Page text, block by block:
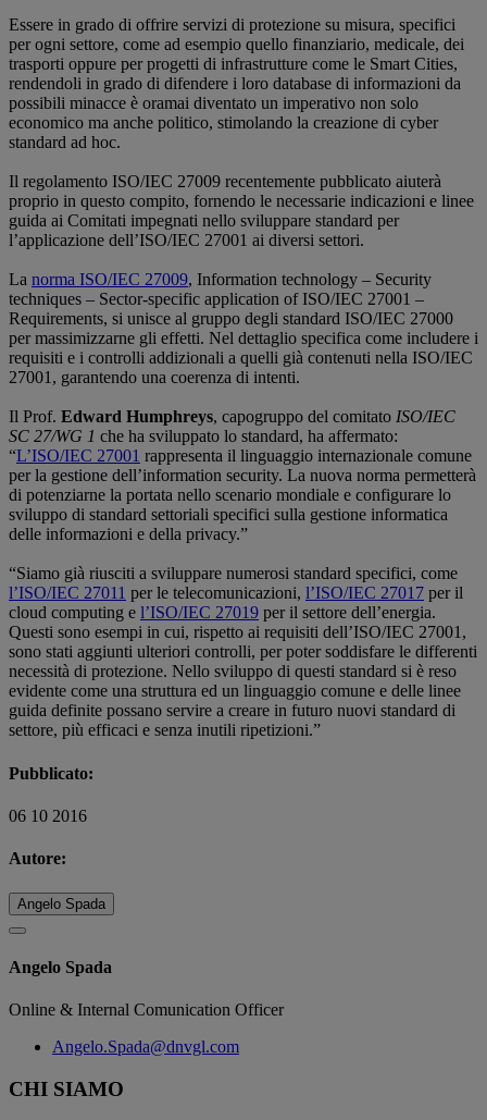
Essere in grado di offrire servizi di protezione su misura, specifici
per ogni settore, come ad esempio quello finanziario, medicale, dei
trasporti oppure per progetti di infrastrutture come le Smart Cities,
rendendoli in grado di difendere i loro database di informazioni da
possibili minacce è oramai diventato un imperativo non solo
economico ma anche politico, stimolando la creazione di cyber
standard ad hoc.
Il regolamento ISO/IEC 27009 recentemente pubblicato aiuterà
proprio in questo compito, fornendo le necessarie indicazioni e linee
guida ai Comitati impegnati nello sviluppare standard per
l’applicazione dell’ISO/IEC 27001 ai diversi settori.
La norma ISO/IEC 27009, Information technology – Security
techniques – Sector-specific application of ISO/IEC 27001 –
Requirements, si unisce al gruppo degli standard ISO/IEC 27000
per massimizzarne gli effetti. Nel dettaglio specifica come includere i
requisiti e i controlli addizionali a quelli già contenuti nella ISO/IEC
27001, garantendo una coerenza di intenti.
Il Prof. Edward Humphreys, capogruppo del comitato ISO/IEC
SC 27/WG 1 che ha sviluppato lo standard, ha affermato:
“L’ISO/IEC 27001 rappresenta il linguaggio internazionale comune
per la gestione dell’information security. La nuova norma permetterà
di potenziarne la portata nello scenario mondiale e configurare lo
sviluppo di standard settoriali specifici sulla gestione informatica
delle informazioni e della privacy.”
“Siamo già riusciti a sviluppare numerosi standard specifici, come
l’ISO/IEC 27011 per le telecomunicazioni, l’ISO/IEC 27017 per il
cloud computing e l’ISO/IEC 27019 per il settore dell’energia.
Questi sono esempi in cui, rispetto ai requisiti dell’ISO/IEC 27001,
sono stati aggiunti ulteriori controlli, per poter soddisfare le differenti
necessità di protezione. Nello sviluppo di questi standard si è reso
evidente come una struttura ed un linguaggio comune e delle linee
guida definite possano servire a creare in futuro nuovi standard di
settore, più efficaci e senza inutili ripetizioni.”
Pubblicato:
06 10 2016
Autore:
Angelo Spada
Angelo Spada
Online & Internal Comunication Officer
Angelo.Spada@dnvgl.com
CHI SIAMO